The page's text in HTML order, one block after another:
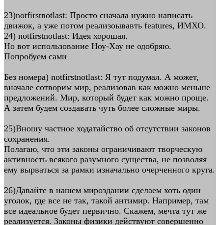
23)notfirstnotlast: Просто сначала нужно написать
движок, а уже потом реализоывавть features, ИМХО.
24) notfirstnotlast: Идея хорошая.
Но вот использование Ноу-Хау не одобряю.
Попробуем сами
Без номера) notfirstnotlast: Я тут подумал. А может,
вначале сотворим мир, реализовав как можно меньше
предложений. Мир, который будет как можно проще.
А затем будем создавать чуть более сложные миры.
25)Вношу частное ходатайство об отсутствии законов
сохранения.
Полагаю, что эти законы ограничивают творческую
активность всякого разумного существа, не позволяя
ему вырваться за рамки изначально очерченного круга.
26)Давайте в нашем мироздании сделаем хоть один
уголок, где все не так, такой антимир. Например, там
все идеальное будет первично. Скажем, мечта тут же
реализуется. Законы физики действуют совершенно